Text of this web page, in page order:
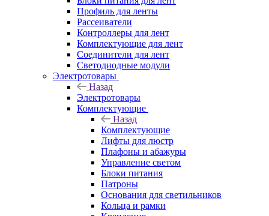
Профиль для ленты
Рассеиватели
Контроллеры для лент
Комплектующие для лент
Соединители для лент
Светодиодные модули
Электротовары
Назад
Электротовары
Комплектующие
Назад
Комплектующие
Лифты для люстр
Плафоны и абажуры
Управление светом
Блоки питания
Патроны
Основания для светильников
Кольца и рамки